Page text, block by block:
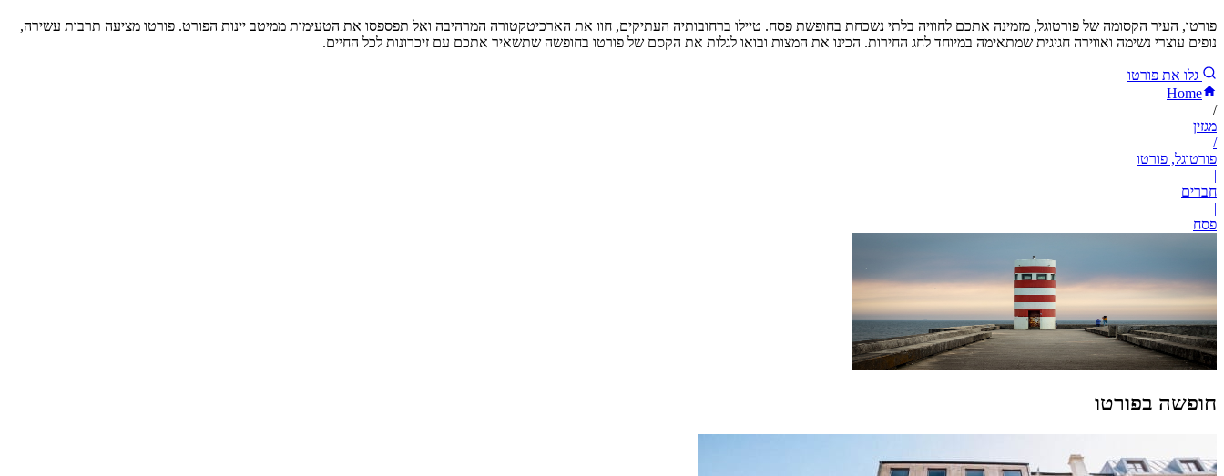
פורטו, העיר הקסומה של פורטוגל, מזמינה אתכם לחוויה בלתי נשכחת בחופשת פסח. טיילו ברחובותיה העתיקים, חוו את הארכיטקטורה המרהיבה ואל תפספסו את הטעימות ממיטב יינות הפורט. פורטו מציעה תרבות עשירה,
נופים עוצרי נשימה ואווירה חגיגית שמתאימה במיוחד לחג החירות. הכינו את המצות ובואו לגלות את הקסם של פורטו בחופשה שתשאיר אתכם עם זיכרונות לכל החיים.
גלו את פורטו
Home
/
מגזין
/
פורטוגל, פורטו
|
חברים
|
פסח
חופשה בפורטו